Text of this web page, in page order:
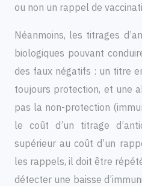
ou non un rappel de
Néanmoins, les titrages
biologiques pouvant
des faux négatifs : un titre
toujours protection, et une
pas la non-protection
le coût d’un titrage
supérieur au coût d’un
les rappels, il doit être
détecter une baisse